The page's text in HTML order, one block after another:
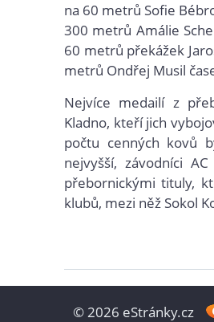
na 60 metrů Sofie
300 metrů Amálie
60 metrů překážek
metrů Ondřej Musil
Nejvíce medailí z
Kladno, kteří jich
počtu cenných kovů
nejvyšší, závodníci
přebornickými tituly,
klubů, mezi něž Sokol
© 2026 eStránky.cz